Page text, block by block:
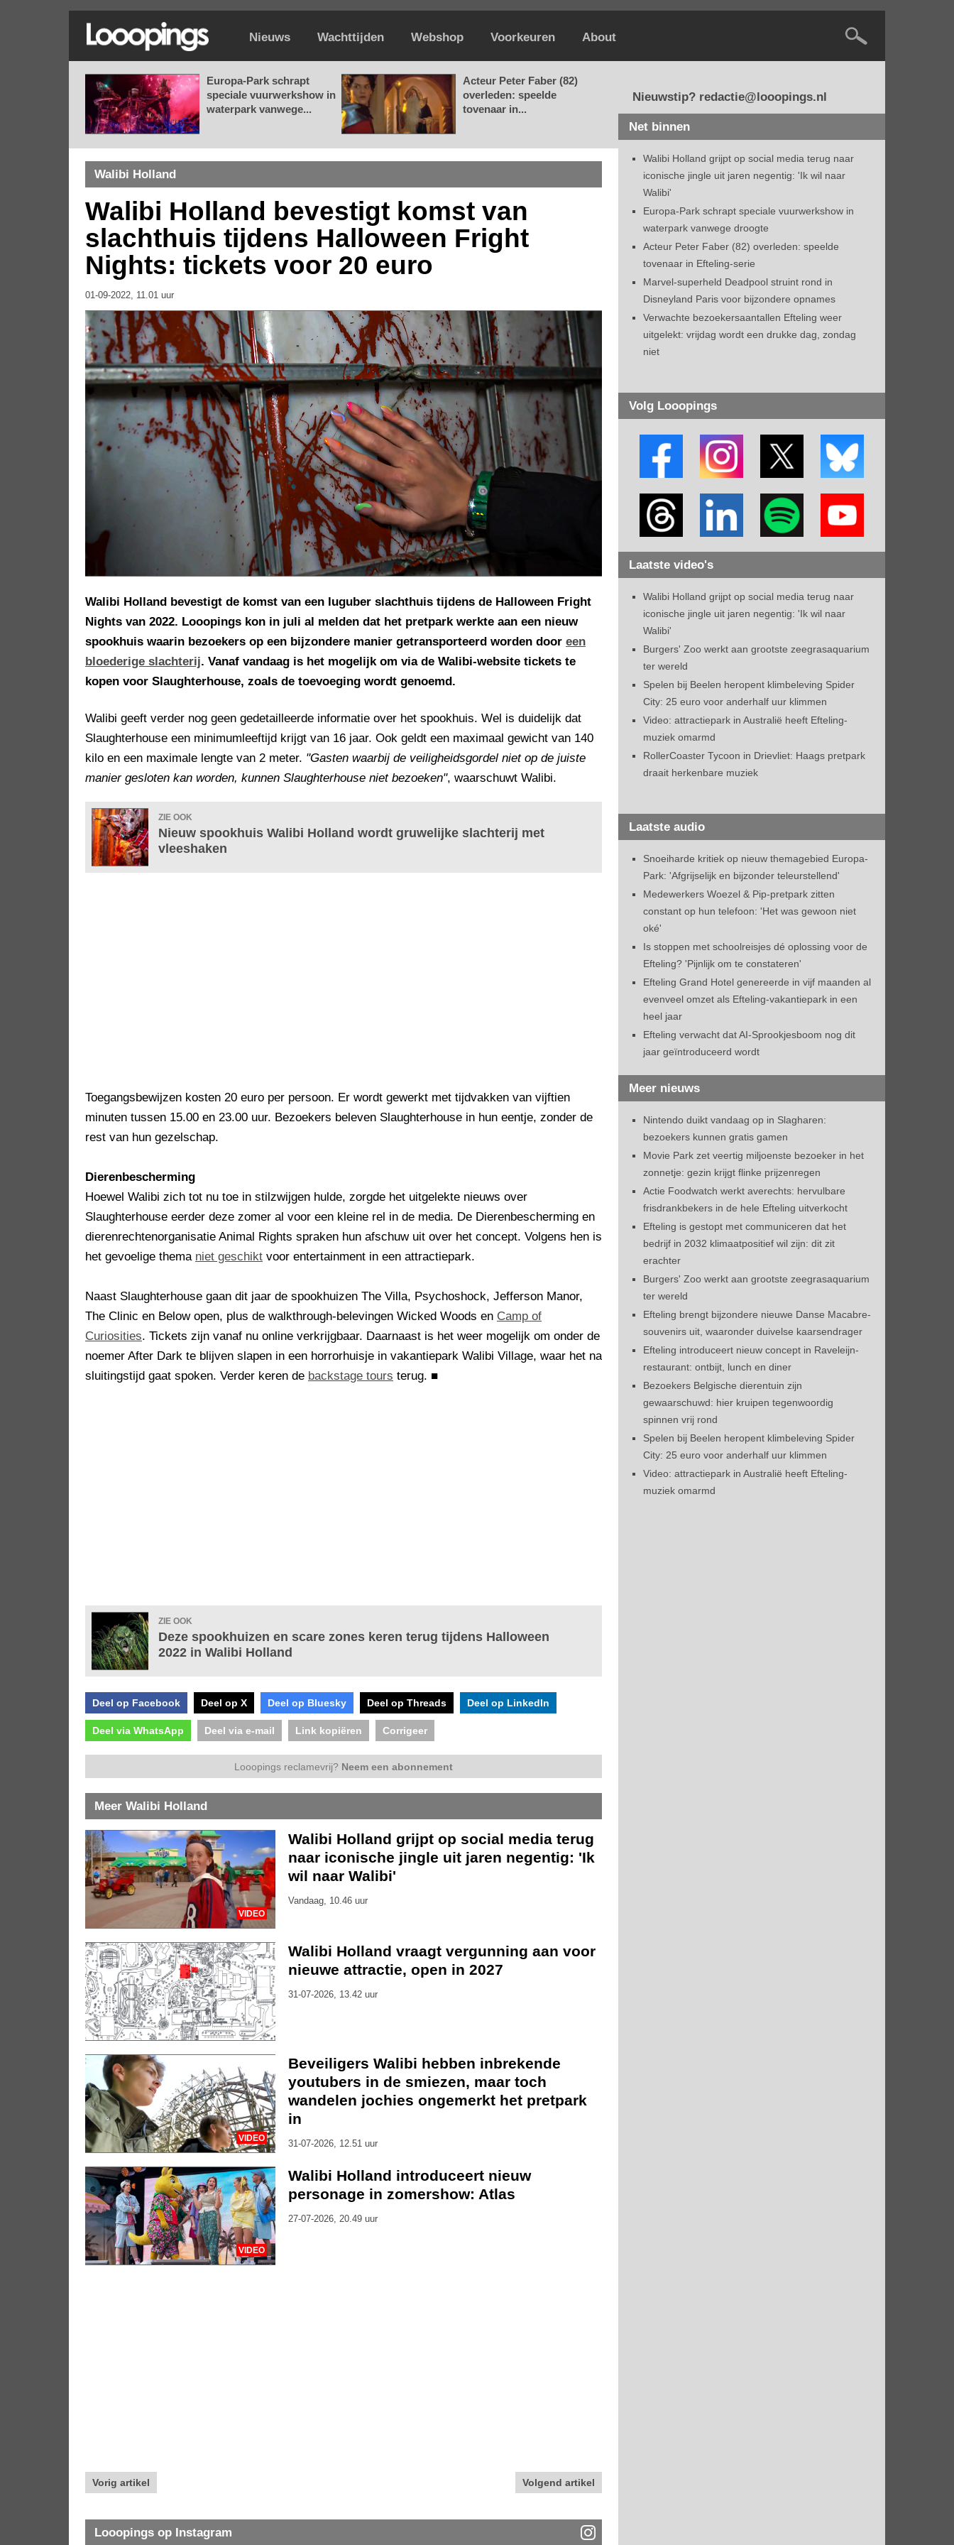
Nieuws Wachttijden Webshop Voorkeuren About
Europa-Park schrapt
speciale vuurwerkshow in
waterpark vanwege...
Acteur Peter Faber (82)
overleden: speelde
tovenaar in...
Walibi Holland
Walibi Holland bevestigt komst van
slachthuis tijdens Halloween Fright
Nights: tickets voor 20 euro
01-09-2022, 11.01 uur
Walibi Holland bevestigt de komst van een luguber slachthuis tijdens de Halloween Fright
Nights van 2022. Looopings kon in juli al melden dat het pretpark werkte aan een nieuw
spookhuis waarin bezoekers op een bijzondere manier getransporteerd worden door een
bloederige slachterij. Vanaf vandaag is het mogelijk om via de Walibi-website tickets te
kopen voor Slaughterhouse, zoals de toevoeging wordt genoemd.
Walibi geeft verder nog geen gedetailleerde informatie over het spookhuis. Wel is duidelijk dat
Slaughterhouse een minimumleeftijd krijgt van 16 jaar. Ook geldt een maximaal gewicht van 140
kilo en een maximale lengte van 2 meter. "Gasten waarbij de veiligheidsgordel niet op de juiste
manier gesloten kan worden, kunnen Slaughterhouse niet bezoeken", waarschuwt Walibi.
ZIE OOK
Nieuw spookhuis Walibi Holland wordt gruwelijke slachterij met
vleeshaken
Toegangsbewijzen kosten 20 euro per persoon. Er wordt gewerkt met tijdvakken van vijftien
minuten tussen 15.00 en 23.00 uur. Bezoekers beleven Slaughterhouse in hun eentje, zonder de
rest van hun gezelschap.
Dierenbescherming
Hoewel Walibi zich tot nu toe in stilzwijgen hulde, zorgde het uitgelekte nieuws over
Slaughterhouse eerder deze zomer al voor een kleine rel in de media. De Dierenbescherming en
dierenrechtenorganisatie Animal Rights spraken hun afschuw uit over het concept. Volgens hen is
het gevoelige thema niet geschikt voor entertainment in een attractiepark.
Naast Slaughterhouse gaan dit jaar de spookhuizen The Villa, Psychoshock, Jefferson Manor,
The Clinic en Below open, plus de walkthrough-belevingen Wicked Woods en Camp of
Curiosities. Tickets zijn vanaf nu online verkrijgbaar. Daarnaast is het weer mogelijk om onder de
noemer After Dark te blijven slapen in een horrorhuisje in vakantiepark Walibi Village, waar het na
sluitingstijd gaat spoken. Verder keren de backstage tours terug. ■
ZIE OOK
Deze spookhuizen en scare zones keren terug tijdens Halloween
2022 in Walibi Holland
Deel op Facebook Deel op X Deel op Bluesky Deel op Threads Deel op LinkedIn
Deel via WhatsApp Deel via e-mail Link kopiëren Corrigeer
Looopings reclamevrij? Neem een abonnement
Meer Walibi Holland
VIDEO
Walibi Holland grijpt op social media terug
naar iconische jingle uit jaren negentig: 'Ik
wil naar Walibi'
Vandaag, 10.46 uur
Walibi Holland vraagt vergunning aan voor
nieuwe attractie, open in 2027
31-07-2026, 13.42 uur
VIDEO
Beveiligers Walibi hebben inbrekende
youtubers in de smiezen, maar toch
wandelen jochies ongemerkt het pretpark
in
31-07-2026, 12.51 uur
VIDEO
Walibi Holland introduceert nieuw
personage in zomershow: Atlas
27-07-2026, 20.49 uur
Vorig artikel Volgend artikel
Looopings op Instagram
Nieuwstip? redactie@looopings.nl
Net binnen
Walibi Holland grijpt op social media terug naar
iconische jingle uit jaren negentig: 'Ik wil naar
Walibi'
Europa-Park schrapt speciale vuurwerkshow in
waterpark vanwege droogte
Acteur Peter Faber (82) overleden: speelde
tovenaar in Efteling-serie
Marvel-superheld Deadpool struint rond in
Disneyland Paris voor bijzondere opnames
Verwachte bezoekersaantallen Efteling weer
uitgelekt: vrijdag wordt een drukke dag, zondag
niet
Volg Looopings
Laatste video's
Walibi Holland grijpt op social media terug naar
iconische jingle uit jaren negentig: 'Ik wil naar
Walibi'
Burgers' Zoo werkt aan grootste zeegrasaquarium
ter wereld
Spelen bij Beelen heropent klimbeleving Spider
City: 25 euro voor anderhalf uur klimmen
Video: attractiepark in Australië heeft Efteling-
muziek omarmd
RollerCoaster Tycoon in Drievliet: Haags pretpark
draait herkenbare muziek
Laatste audio
Snoeiharde kritiek op nieuw themagebied Europa-
Park: 'Afgrijselijk en bijzonder teleurstellend'
Medewerkers Woezel & Pip-pretpark zitten
constant op hun telefoon: 'Het was gewoon niet
oké'
Is stoppen met schoolreisjes dé oplossing voor de
Efteling? 'Pijnlijk om te constateren'
Efteling Grand Hotel genereerde in vijf maanden al
evenveel omzet als Efteling-vakantiepark in een
heel jaar
Efteling verwacht dat AI-Sprookjesboom nog dit
jaar geïntroduceerd wordt
Meer nieuws
Nintendo duikt vandaag op in Slagharen:
bezoekers kunnen gratis gamen
Movie Park zet veertig miljoenste bezoeker in het
zonnetje: gezin krijgt flinke prijzenregen
Actie Foodwatch werkt averechts: hervulbare
frisdrankbekers in de hele Efteling uitverkocht
Efteling is gestopt met communiceren dat het
bedrijf in 2032 klimaatpositief wil zijn: dit zit
erachter
Burgers' Zoo werkt aan grootste zeegrasaquarium
ter wereld
Efteling brengt bijzondere nieuwe Danse Macabre-
souvenirs uit, waaronder duivelse kaarsendrager
Efteling introduceert nieuw concept in Raveleijn-
restaurant: ontbijt, lunch en diner
Bezoekers Belgische dierentuin zijn
gewaarschuwd: hier kruipen tegenwoordig
spinnen vrij rond
Spelen bij Beelen heropent klimbeleving Spider
City: 25 euro voor anderhalf uur klimmen
Video: attractiepark in Australië heeft Efteling-
muziek omarmd